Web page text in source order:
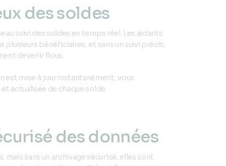
des soldes
suivi des soldes en temps réel. Les aidants
bénéficiaires, et sans un suivi précis,
devenir flous.
est mise à jour instantanément, vous
actualisée de chaque solde.
des données
mais sans un archivage sécurisé, elles sont